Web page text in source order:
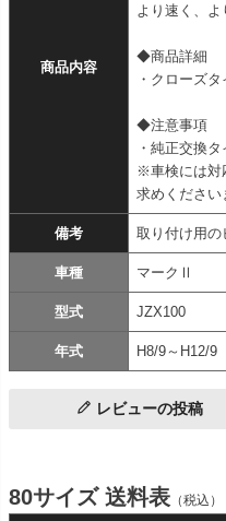
商品内容
より速く、
◆商品詳細
・クローズ
◆注意事項
・純正交換
※車検には対
求めください
備考 取り付け用の
車種 マークⅡ
型式 JZX100
年式 H8/9～H12/9
レビューの投稿
80サイズ 送料表 （税込）